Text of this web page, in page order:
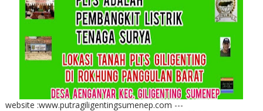
website :www.putragiligentingsumenep.com ---